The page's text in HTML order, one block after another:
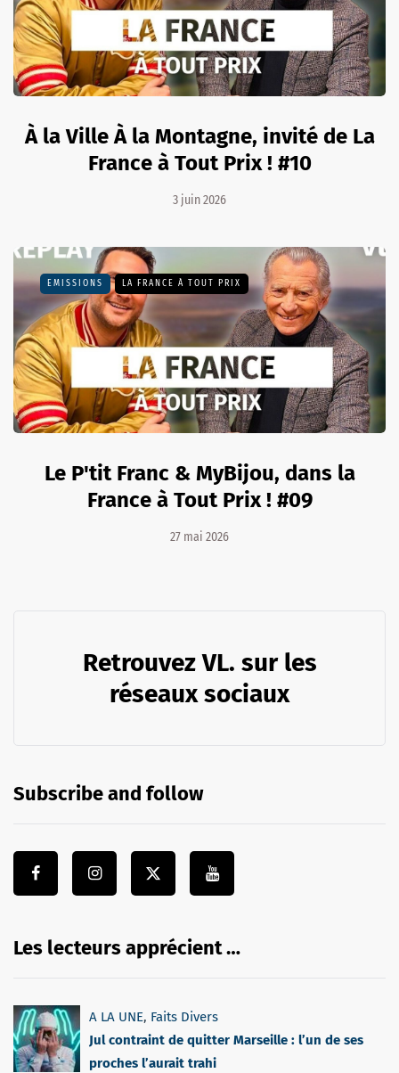
À la Ville À la Montagne, invité de La
France à Tout Prix ! #10
3 juin 2026
EMISSIONS LA FRANCE À TOUT PRIX
Le P'tit Franc & MyBijou, dans la
France à Tout Prix ! #09
27 mai 2026
Retrouvez VL. sur les
réseaux sociaux
Subscribe and follow
Les lecteurs apprécient …
A LA UNE, Faits Divers
Jul contraint de quitter Marseille : l’un de ses
proches l’aurait trahi